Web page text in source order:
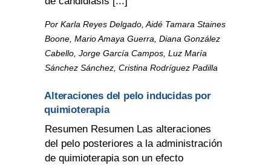
Por Karla Reyes Delgado, Aidé Tamara Staines
Boone, Mario Amaya Guerra, Diana González
Cabello, Jorge García Campos, Luz María
Sánchez Sánchez, Cristina Rodríguez Padilla
Alteraciones del pelo inducidas por
quimioterapia
Resumen Resumen Las alteraciones
del pelo posteriores a la administración
de quimioterapia son un efecto